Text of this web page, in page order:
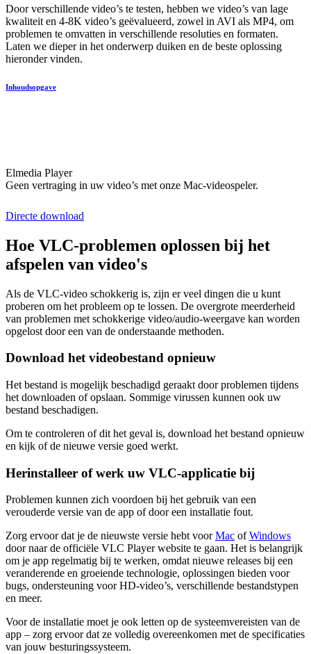
Door verschillende video’s te testen, hebben we video’s van lage
kwaliteit en 4-8K video’s geëvalueerd, zowel in AVI als MP4, om
problemen te omvatten in verschillende resoluties en formaten.
Laten we dieper in het onderwerp duiken en de beste oplossing
hieronder vinden.
Inhoudsopgave
Elmedia Player
Geen vertraging in uw video’s met onze Mac-videospeler.
Directe download
Hoe VLC-problemen oplossen bij het
afspelen van video's
Als de VLC-video schokkerig is, zijn er veel dingen die u kunt
proberen om het probleem op te lossen. De overgrote meerderheid
van problemen met schokkerige video/audio-weergave kan worden
opgelost door een van de onderstaande methoden.
Download het videobestand opnieuw
Het bestand is mogelijk beschadigd geraakt door problemen tijdens
het downloaden of opslaan. Sommige virussen kunnen ook uw
bestand beschadigen.
Om te controleren of dit het geval is, download het bestand opnieuw
en kijk of de nieuwe versie goed werkt.
Herinstalleer of werk uw VLC-applicatie bij
Problemen kunnen zich voordoen bij het gebruik van een
verouderde versie van de app of door een installatie fout.
Zorg ervoor dat je de nieuwste versie hebt voorMac ofWindows
door naar de officiële VLC Player website te gaan. Het is belangrijk
om je app regelmatig bij te werken, omdat nieuwe releases bij een
veranderende en groeiende technologie, oplossingen bieden voor
bugs, ondersteuning voor HD-video’s, verschillende bestandstypen
en meer.
Voor de installatie moet je ook letten op de systeemvereisten van de
app – zorg ervoor dat ze volledig overeenkomen met de specificaties
van jouw besturingssysteem.